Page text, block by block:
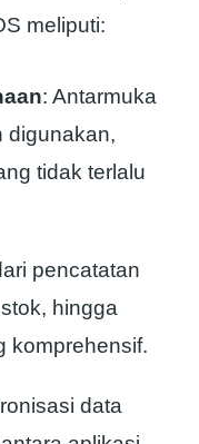
meliputi:
: Antarmuka
digunakan,
tidak terlalu
pencatatan
hingga
komprehensif.
data